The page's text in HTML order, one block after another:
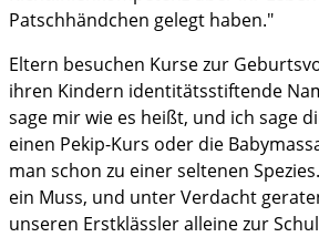
Patschhändchen gelegt haben."
Eltern besuchen Kurse zur
ihren Kindern identitätsstiftende
sage mir wie es heißt, und ich sage
einen Pekip-Kurs oder die
man schon zu einer seltenen
ein Muss, und unter Verdacht
unseren Erstklässler alleine zur